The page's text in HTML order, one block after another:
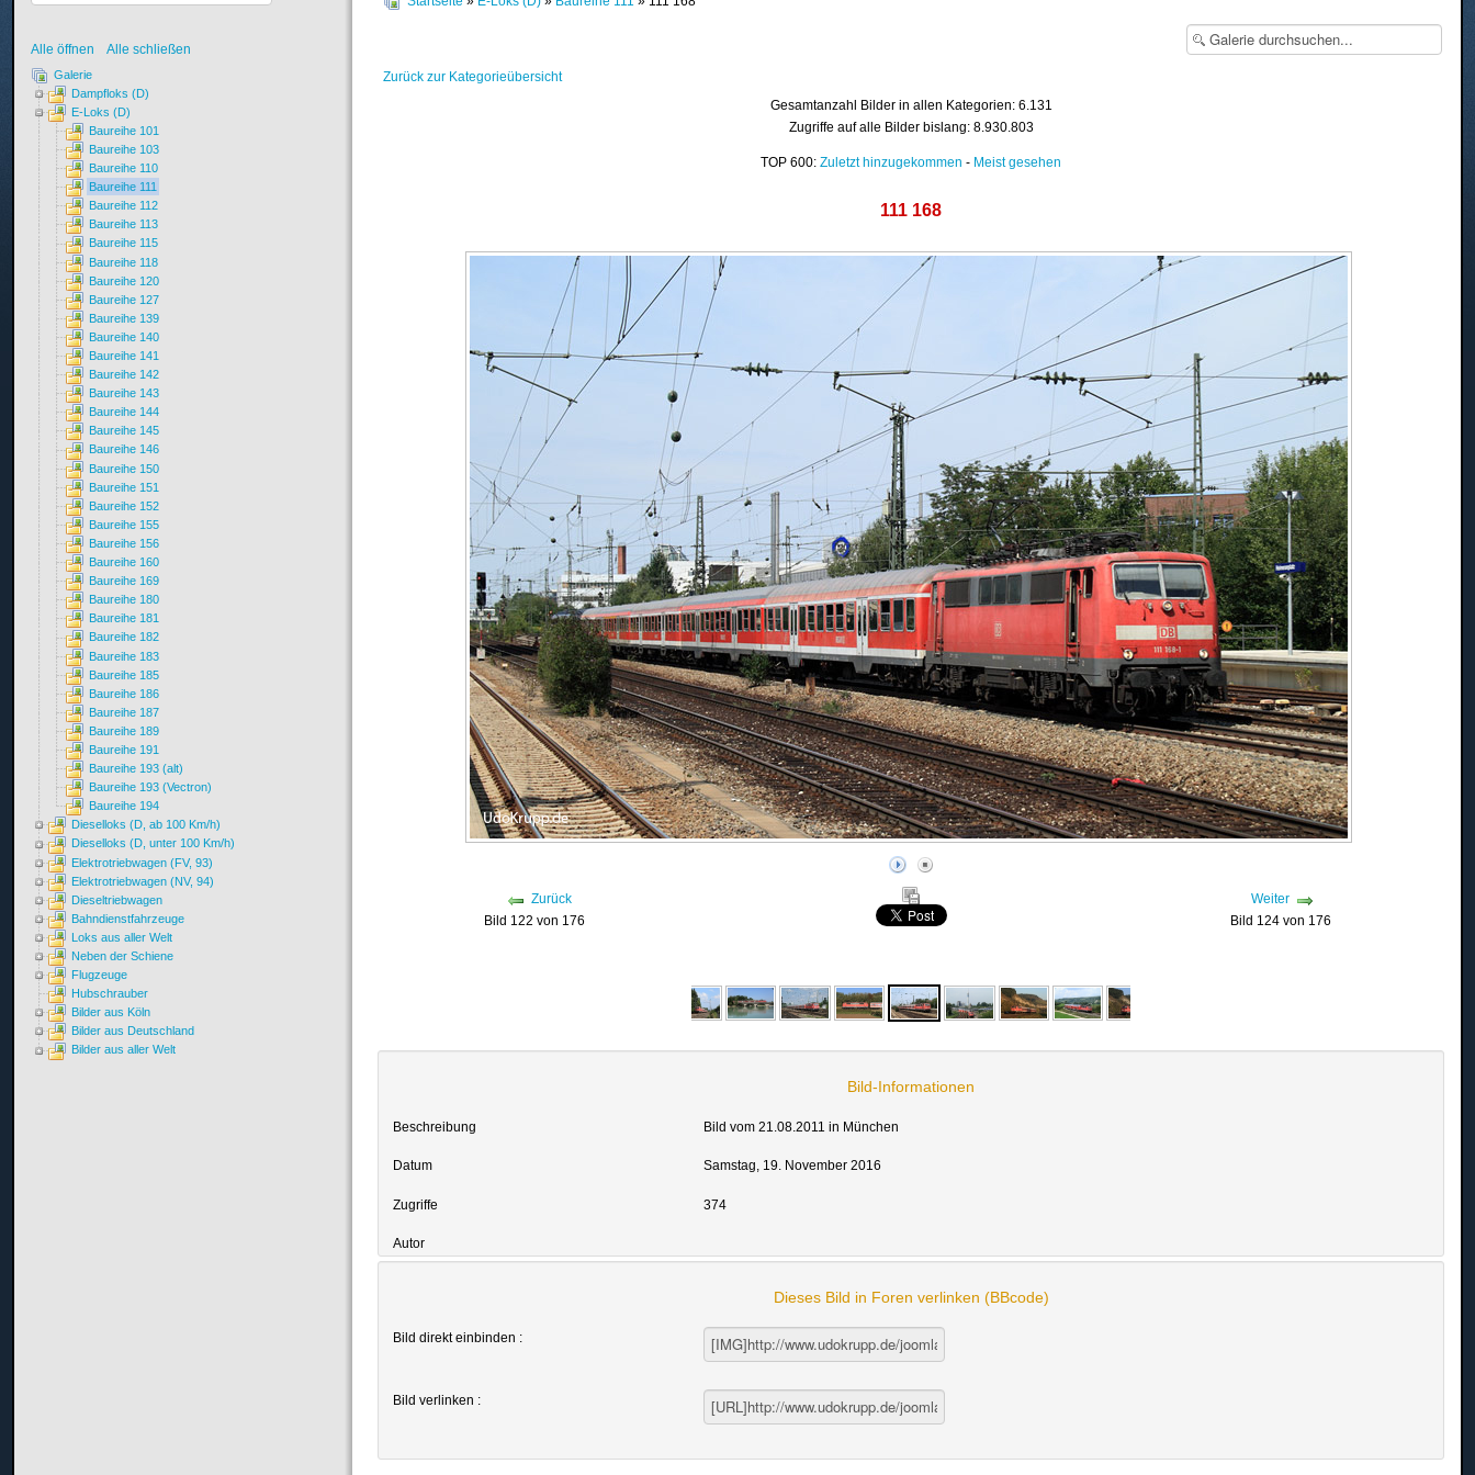
Zurück zur Kategorieübersicht
Gesamtanzahl Bilder in allen Kategorien: 6.131
Zugriffe auf alle Bilder bislang: 8.930.803
TOP 600:Zuletzt hinzugekommen - Meist gesehen
111 168
Zurück
Bild 122 von 176
Weiter
Bild 124 von 176
Bild-Informationen
Beschreibung Bild vom 21.08.2011 in München
Datum Samstag, 19. November 2016
Zugriffe 374
Autor
Dieses Bild in Foren verlinken (BBcode)
Bild direkt einbinden :
Bild verlinken :
Alle öffnen Alle schließen
Galerie
Dampfloks (D)
E-Loks (D)
Baureihe 101
Baureihe 103
Baureihe 110
Baureihe 111
Baureihe 112
Baureihe 113
Baureihe 115
Baureihe 118
Baureihe 120
Baureihe 127
Baureihe 139
Baureihe 140
Baureihe 141
Baureihe 142
Baureihe 143
Baureihe 144
Baureihe 145
Baureihe 146
Baureihe 150
Baureihe 151
Baureihe 152
Baureihe 155
Baureihe 156
Baureihe 160
Baureihe 169
Baureihe 180
Baureihe 181
Baureihe 182
Baureihe 183
Baureihe 185
Baureihe 186
Baureihe 187
Baureihe 189
Baureihe 191
Baureihe 193 (alt)
Baureihe 193 (Vectron)
Baureihe 194
Dieselloks (D, ab 100 Km/h)
Dieselloks (D, unter 100 Km/h)
Elektrotriebwagen (FV, 93)
Elektrotriebwagen (NV, 94)
Dieseltriebwagen
Bahndienstfahrzeuge
Loks aus aller Welt
Neben der Schiene
Flugzeuge
Hubschrauber
Bilder aus Köln
Bilder aus Deutschland
Bilder aus aller Welt